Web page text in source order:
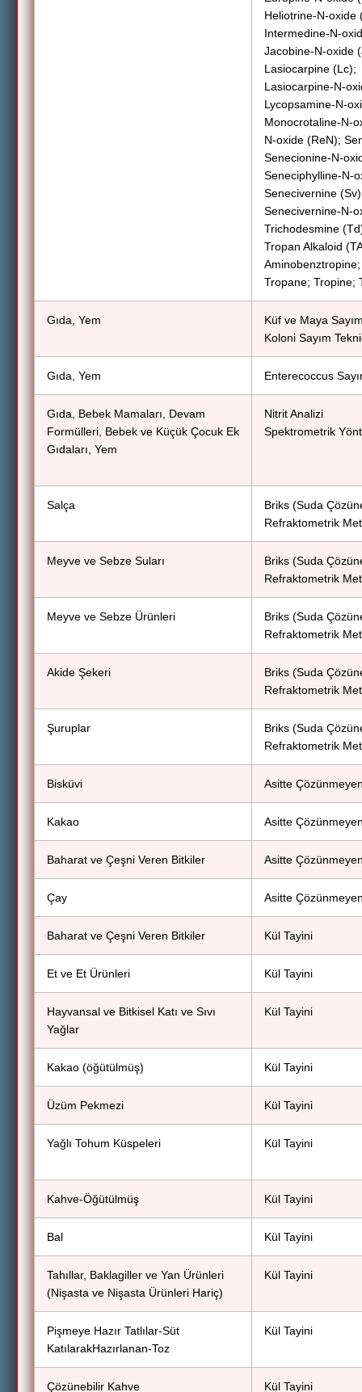
Heliotrine-N-oxide
Intermedine-N-
Jacobine-N-oxide
Lasiocarpine (Lc);
Lasiocarpine-N-
Lycopsamine-N-
Monocrotaline-N-
N-oxide (ReN);
Senecionine-N-
Seneciphylline-N-
Senecivernine
Senecivernine-N-
Trichodesmine
Tropan Alkaloid
Tropane; Tropine;
Gıda, Yem
Küf ve Maya
Koloni Sayım
Gıda, Yem Enterecoccus
Gıda, Bebek Mamaları, Devam
Formülleri, Bebek ve Küçük Çocuk Ek
Gıdaları, Yem
Nitrit Analizi
Spektrometrik
Salça
Briks (Suda
Refraktometrik
Meyve ve Sebze Suları
Briks (Suda
Refraktometrik
Meyve ve Sebze Ürünleri
Briks (Suda
Refraktometrik
Akide Şekeri
Briks (Suda
Refraktometrik
Şuruplar
Briks (Suda
Refraktometrik
Bisküvi Asitte
Kakao Asitte
Baharat ve Çeşni Veren Bitkiler Asitte
Çay Asitte
Baharat ve Çeşni Veren Bitkiler Kül Tayini
Et ve Et Ürünleri Kül Tayini
Hayvansal ve Bitkisel Katı ve Sıvı
Yağlar
Kül Tayini
Kakao (öğütülmüş) Kül Tayini
Üzüm Pekmezi Kül Tayini
Yağlı Tohum Küspeleri Kül Tayini
Kahve-Öğütülmüş Kül Tayini
Bal Kül Tayini
Tahıllar, Baklagiller ve Yan Ürünleri
(Nişasta ve Nişasta Ürünleri Hariç)
Kül Tayini
Pişmeye Hazır Tatlılar-Süt
KatılarakHazırlanan-Toz
Kül Tayini
Çözünebilir Kahve Kül Tayini